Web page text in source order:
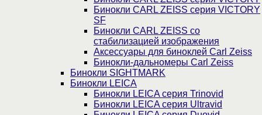
Бинокли CARL ZEISS серия VICTORY
SF
Бинокли CARL ZEISS со
стабилизацией изображения
Аксессуары для биноклей Carl Zeiss
Бинокли-дальномеры Carl Zeiss
Бинокли SIGHTMARK
Бинокли LEICA
Бинокли LEICA серия Trinovid
Бинокли LEICA серия Ultravid